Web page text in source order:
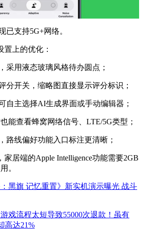
已支持5G+网络。
置上的优化：
采用液态玻璃风格待办圆点；
分开关，缩略图直接显示评分标识；
自主选择AI生成界面或手动编辑器；
能查看蜂窝网络信号、LTE/5G类型；
路线偏好功能入口标注更清晰；
居端的Apple Intelligence功能需要2GB
。
：黑旗 记忆重置》新实机演示曝光 战斗
游戏流程太短导致55000次退款！虽有
高达21%